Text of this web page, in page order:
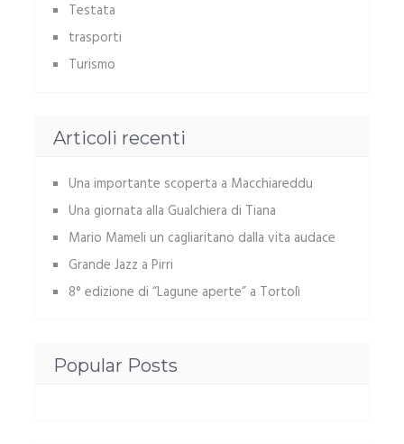
Testata
trasporti
Turismo
Articoli recenti
Una importante scoperta a Macchiareddu
Una giornata alla Gualchiera di Tiana
Mario Mameli un cagliaritano dalla vita audace
Grande Jazz a Pirri
8° edizione di “Lagune aperte” a Tortolì
Popular Posts